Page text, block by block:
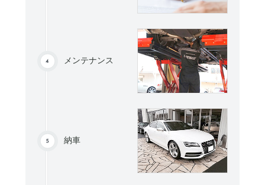
メンテナンス
納車